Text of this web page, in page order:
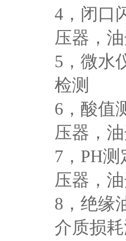
4，
压器，
5，
检测
6，
压器，
7，
压器，
8，绝
介质损